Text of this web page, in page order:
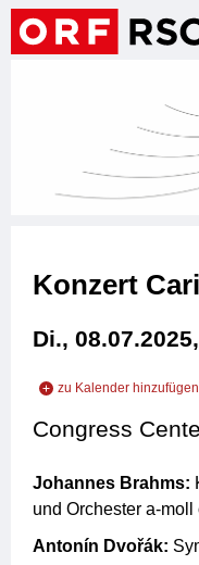
Direkt
zum
Konzert
Di.,
zu Kalender hinzufügen
zu Outlook hinzufügen
Congress
Johannes Brahms:
und Orchester a-
Antonín Dvořák: